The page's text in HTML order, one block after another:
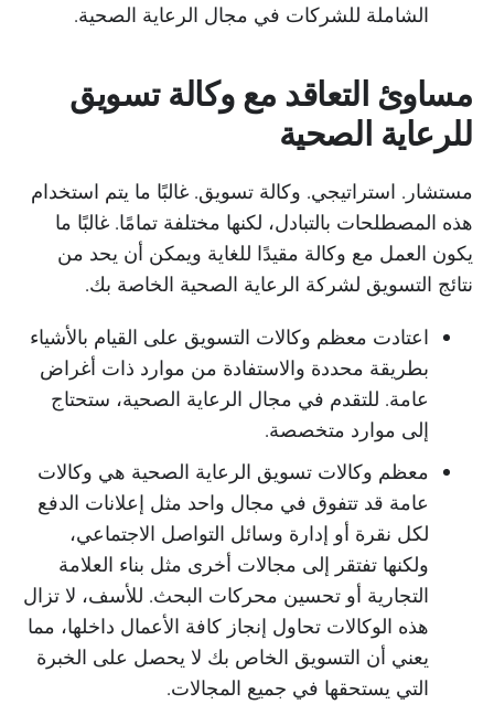
الشاملة للشركات في مجال الرعاية الصحية.
مساوئ التعاقد مع وكالة تسويق
للرعاية الصحية
مستشار. استراتيجي. وكالة تسويق. غالبًا ما يتم استخدام
هذه المصطلحات بالتبادل، لكنها مختلفة تمامًا. غالبًا ما
يكون العمل مع وكالة مقيدًا للغاية ويمكن أن يحد من
نتائج التسويق لشركة الرعاية الصحية الخاصة بك.
اعتادت معظم وكالات التسويق على القيام بالأشياء
بطريقة محددة والاستفادة من موارد ذات أغراض
عامة. للتقدم في مجال الرعاية الصحية، ستحتاج
إلى موارد متخصصة.
معظم وكالات تسويق الرعاية الصحية هي وكالات
عامة قد تتفوق في مجال واحد مثل إعلانات الدفع
لكل نقرة أو إدارة وسائل التواصل الاجتماعي،
ولكنها تفتقر إلى مجالات أخرى مثل بناء العلامة
التجارية أو تحسين محركات البحث. للأسف، لا تزال
هذه الوكالات تحاول إنجاز كافة الأعمال داخلها، مما
يعني أن التسويق الخاص بك لا يحصل على الخبرة
التي يستحقها في جميع المجالات.